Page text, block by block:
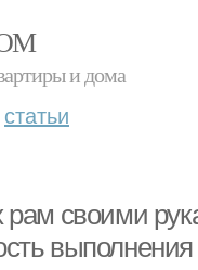
и дома
статьи
рам своими
выполнения